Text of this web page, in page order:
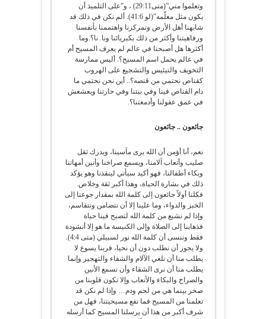
وتعلموا مني”(متى29:11) ، و”على التلميذ أن
يكون مثل معلّمه”(لو 41:6). ألم نكن في ذلك قد
شابهنا أهل الأرض وتمركزنا واهتممنا بأنفسنا
ورفاهيتنا وأكثر من ذلك بكبريائنا ونا. نا؟.وما
أكثرها هل أصبحنا في عالم لم يعرف المسيح أم
في عالم يحمل اسم المسيح؟. أليس ممارسة
التخويف والتيئيس والتشجيع على الهروب
كقناص نحتمي من قنصه؟.. أين نحن نحتمي ما
دام القناص فينا وفي بيتنا وفي حارتنا ويعشعش
في عمق عقولنا وأدمغتنا؟.
جائعون .. جائعون
نعم، أنا أؤمن أن الله يرى مآسينا، ويدرك ثقل
صليب وأتعاب آلامنا، ويسمع صراخنا وأنين أمهاتنا
وبكاء أطفالنا، فهو أكيد سيأتي لينقذنا وهو يؤكد
ذلك في بشارة الحياة، وهذا أكبر ثقة وخلاص.
فكلنا أولاً جائعون إلى كلمة الله بمقدار جوعنا إلى
الخبز والدواء، وما علينا إلا أن نتضامن ونتقاسم،
وإذا لم نشبع من كلمة الله لتصبح فينا حياة
فذهابنا إلى الصلاة وإلى الكنيسة ما هو إلا أنشودة
فقط وننسى أن كلمة الله نور لسبيلي (متى 4:4).
ولا يجوز أن نطلب دون أن نحيا، فربنا يسوع لا
يطلب منا أن نلغي الآلام والشقاء والتهجير وإنما
يطلب منا أن نرى الشقاء وأن نسمع الأنين
والصراخ والبكاء والأتعاب وإلا تكون قلوبنا من
صخر بينما هي من لحم ودم… وإذا لم نكن قد
تعلمنا من المسيح فما نفع مسيحيتنا، فهل من
شرف أكبر من هذا أن يرسلنا المسيح كما أرسله